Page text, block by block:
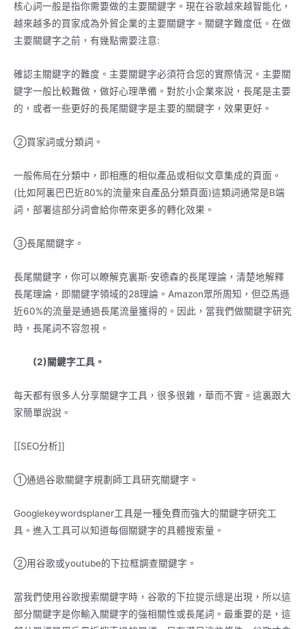
核心詞一般是指你需要做的主要關鍵字。現在谷歌越來越智能化，
越來越多的買家成為外貿企業的主要關鍵字。關鍵字難度低。在做
主要關鍵字之前，有幾點需要注意:
確認主關鍵字的難度。主要關鍵字必須符合您的實際情況。主要關
鍵字一般比較難做，做好心理準備。對於小企業來說，長尾是主要
的，或者一些更好的長尾關鍵字是主要的關鍵字，效果更好。
②買家詞或分類詞。
一般佈局在分類中，即相應的相似產品或相似文章集成的頁面。
(比如阿裏巴巴近80%的流量來自產品分類頁面)這類詞通常是B端
詞，部署這部分詞會給你帶來更多的轉化效果。
③長尾關鍵字。
長尾關鍵字，你可以瞭解克裏斯·安德森的長尾理論，清楚地解釋
長尾理論，即關鍵字領域的28理論。Amazon眾所周知，但亞馬遜
近60%的流量是通過長尾流量獲得的。因此，當我們做關鍵字研究
時，長尾詞不容忽視。
(2)關鍵字工具。
每天都有很多人分享關鍵字工具，很多很雜，華而不實。這裏跟大
家簡單說說。
[[SEO分析]]
①通過谷歌關鍵字規劃師工具研究關鍵字。
Googlekeywordsplaner工具是一種免費而強大的關鍵字研究工
具。進入工具可以知道每個關鍵字的具體搜索量。
②用谷歌或youtube的下拉框調查關鍵字。
當我們使用谷歌搜索關鍵字時，谷歌的下拉提示總是出現，所以這
部分關鍵字是你輸入關鍵字的強相關性或長尾詞。最重要的是，這